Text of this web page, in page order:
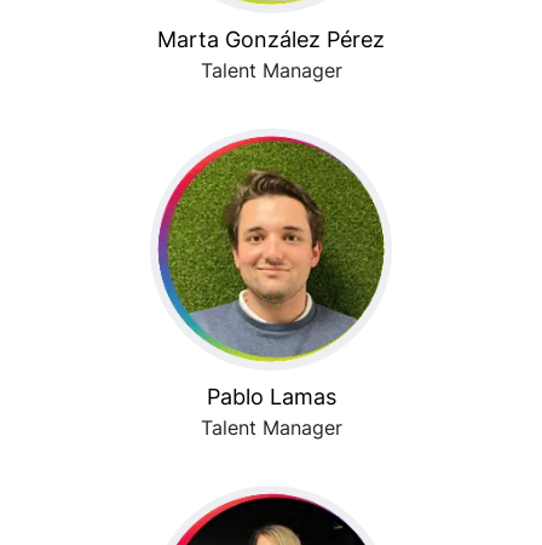
Marta González Pérez
Talent Manager
Pablo Lamas
Talent Manager